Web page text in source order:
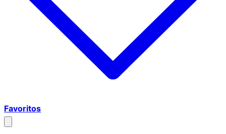
Favoritos